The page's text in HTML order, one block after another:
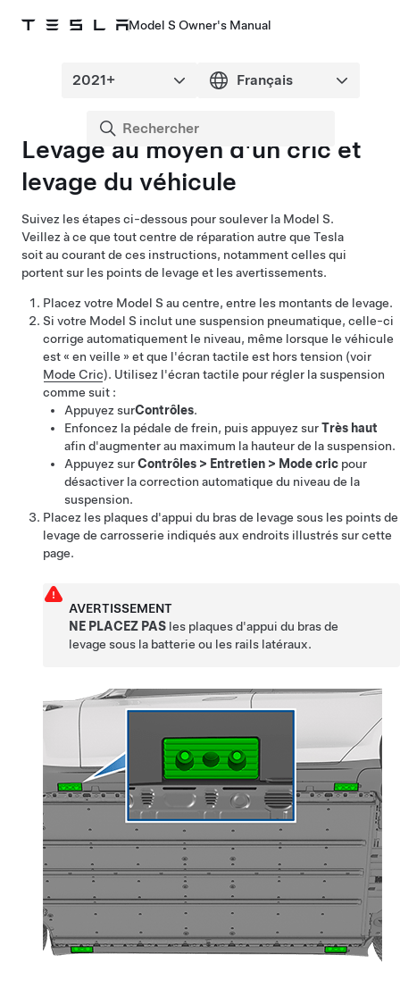
Model S Owner's Manual
Levage au moyen d'un cric et
levage du véhicule
Suivez les étapes ci-dessous pour soulever la Model S.
Veillez à ce que tout centre de réparation autre que Tesla
soit au courant de ces instructions, notamment celles qui
portent sur les points de levage et les avertissements.
Placez votre Model S au centre, entre les montants de levage.
Si votre Model S inclut une suspension pneumatique, celle-ci
corrige automatiquement le niveau, même lorsque le véhicule
est « en veille » et que l'écran tactile est hors tension (voir
Mode Cric). Utilisez l'écran tactile pour régler la suspension
comme suit :
Appuyez surContrôles.
Enfoncez la pédale de frein, puis appuyez surTrès haut
afin d'augmenter au maximum la hauteur de la suspension.
Appuyez surContrôles > Entretien > Mode cric pour
désactiver la correction automatique du niveau de la
suspension.
Placez les plaques d'appui du bras de levage sous les points de
levage de carrosserie indiqués aux endroits illustrés sur cette
page.
AVERTISSEMENT
NE PLACEZ PAS les plaques d'appui du bras de
levage sous la batterie ou les rails latéraux.